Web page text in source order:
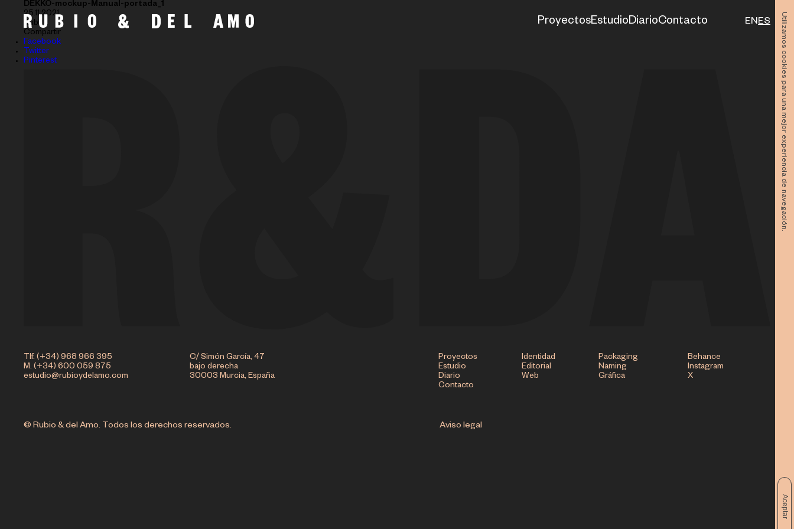
Utilizamos cookies para una mejor experiencia de navegación.
Aceptar
ProyectosEstudioDiarioContacto ENES
DEKKO-mockup-Manual-portada_1
25.11.2021
Subir
Compartir
Facebook
Twitter
Pinterest
Tlf. (+34) 968 966 395
M. (+34) 600 059 875
estudio@rubioydelamo.com
C/ Simón García, 47
bajo derecha
30003 Murcia, España
Proyectos
Estudio
Diario
Contacto
Identidad
Packaging
Editorial
Naming
Web
Gráfica
Behance
Instagram
X
© Rubio & del Amo. Todos los derechos reservados. Aviso legal